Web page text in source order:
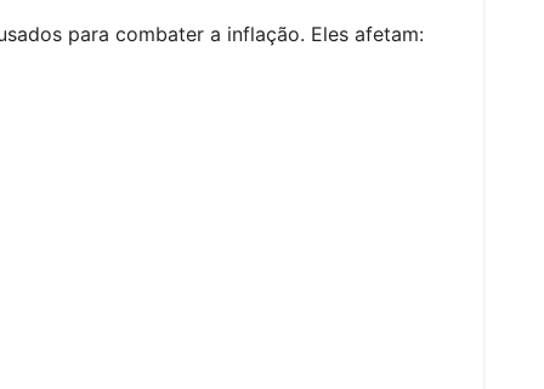
para combater a inflação. Eles afetam: